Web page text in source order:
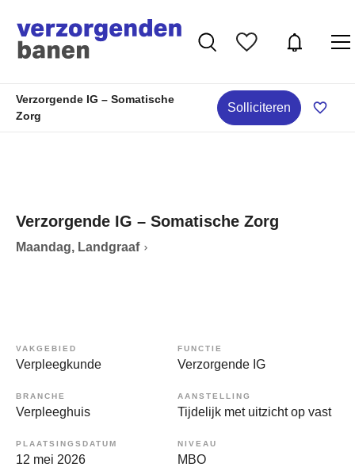
Verzorgende IG – Somatische
Zorg
Solliciteren
Verzorgende IG – Somatische Zorg
Maandag, Landgraaf
VAKGEBIED
Verpleegkunde
FUNCTIE
Verzorgende IG
BRANCHE
Verpleeghuis
AANSTELLING
Tijdelijk met uitzicht op vast
PLAATSINGSDATUM
12 mei 2026
NIVEAU
MBO